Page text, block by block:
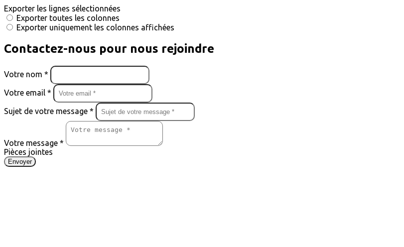
Exporter les lignes sélectionnées
Exporter toutes les colonnes
Exporter uniquement les colonnes affichées
Contactez-nous pour nous rejoindre
Votre nom *
Votre email *
Sujet de votre message *
Votre message *
Pièces jointes
Envoyer